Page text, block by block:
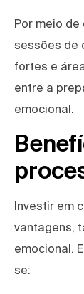
Por meio
sessões de
fortes e
entre a
emocional.
Investir em
vantagens,
emocional.
se: